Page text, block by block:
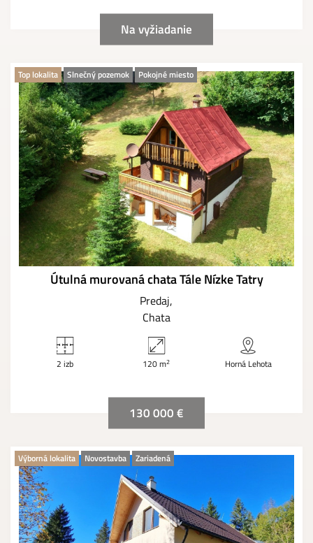
Na vyžiadanie
Top lokalita Slnečný pozemok Pokojné miesto
Útulná murovaná chata Tále Nízke Tatry
Predaj
Chata
2 izb 120 m2 Horná Lehota
130 000 €
Výborná lokalita Novostavba Zariadená